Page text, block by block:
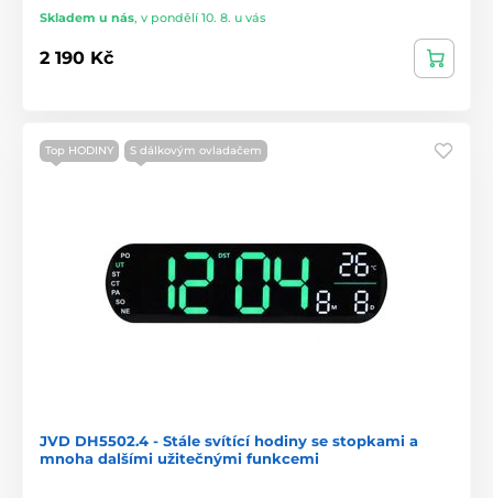
Skladem u nás, v pondělí 10. 8. u vás
2 190 Kč
Top HODINY S dálkovým ovladačem
JVD DH5502.4 - Stále svítící hodiny se stopkami a
mnoha dalšími užitečnými funkcemi